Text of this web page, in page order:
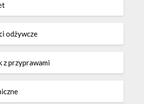
odżywcze
z przyprawami